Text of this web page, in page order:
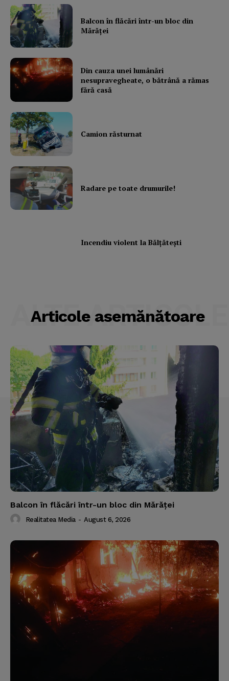
Balcon în flăcări într-un bloc din
Mărăţei
Din cauza unei lumânări
nesupravegheate, o bătrână a rămas
fără casă
Camion răsturnat
Radare pe toate drumurile!
Incendiu violent la Bălţăteşti
Articole asemănătoare
ALTE ARTICOLE
Balcon în flăcări într-un bloc din Mărăţei
Realitatea Media - August 6, 2026